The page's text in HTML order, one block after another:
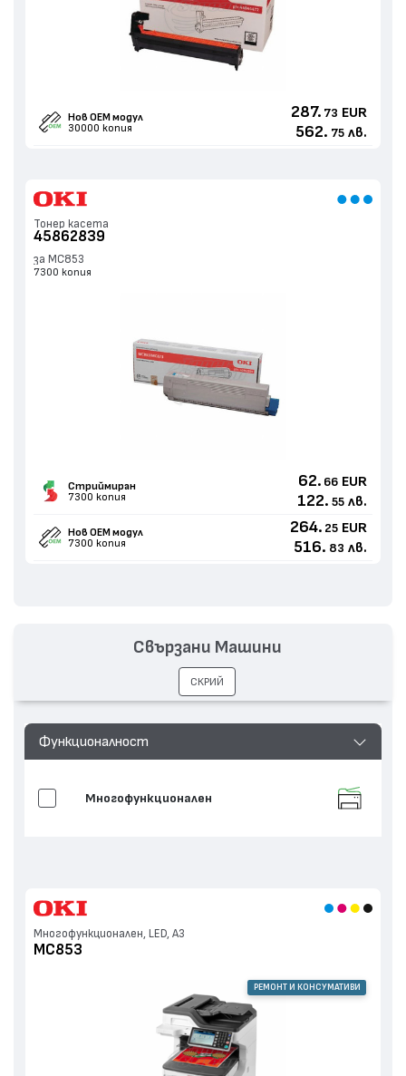
Нов ОЕМ модул
30000 копия
287. 73 EUR
562. 75 лв.
Тонер касета
45862839
за MC853
7300 копия
Стриймиран
7300 копия
62. 66 EUR
122. 55 лв.
Нов ОЕМ модул
7300 копия
264. 25 EUR
516. 83 лв.
Функционалност
Многофункционален
Многофункционален, LED, А3
MC853
РЕМОНТ И КОНСУМАТИВИ
Свързани Машини
СКРИЙ